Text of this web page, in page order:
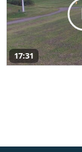
17:31